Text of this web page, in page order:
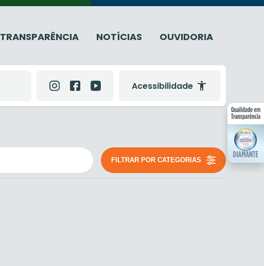
TRANSPARÊNCIA NOTÍCIAS OUVIDORIA
Acessibilidade
FILTRAR POR CATEGORIAS